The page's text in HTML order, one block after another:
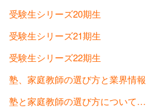
受験生シリーズ20期生
受験生シリーズ21期生
受験生シリーズ22期生
塾、家庭教師の選び方と業界情報
塾と家庭教師の選び方について…